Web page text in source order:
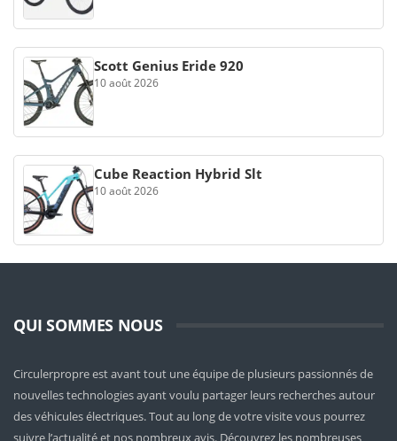
Scott Genius Eride 920
10 août 2026
Cube Reaction Hybrid Slt
10 août 2026
QUI SOMMES NOUS
Circulerpropre est avant tout une équipe de plusieurs passionnés de
nouvelles technologies ayant voulu partager leurs recherches autour
des véhicules électriques. Tout au long de votre visite vous pourrez
suivre l’actualité et nos nombreux avis. Découvrez les nombreuses